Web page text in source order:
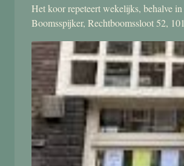
Het koor repeteert wekelijks, behalve
Boomsspijker, Rechtboomssloot 52,